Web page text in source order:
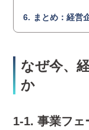
まとめ：経営
なぜ今、
か
1-1. 事業フェ